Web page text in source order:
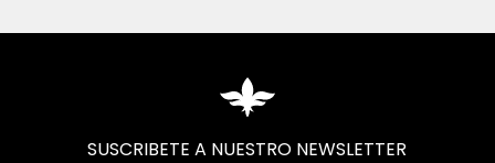
SUSCRIBETE A NUESTRO NEWSLETTER